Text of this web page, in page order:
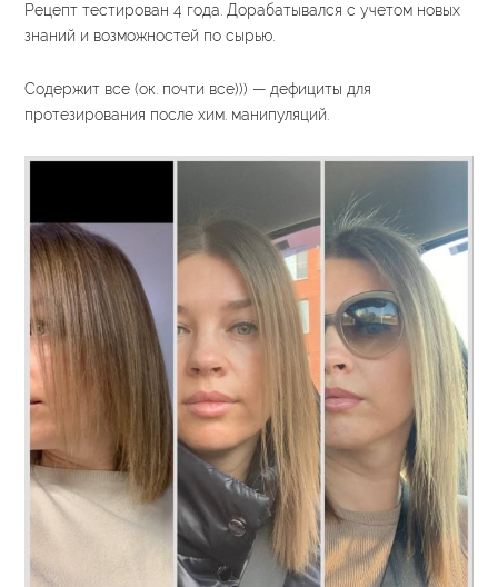
Рецепт тестирован 4 года. Дорабатывался с учетом новых
знаний и возможностей по сырью.
Содержит все (ок. почти все))) — дефициты для
протезирования после хим. манипуляций.